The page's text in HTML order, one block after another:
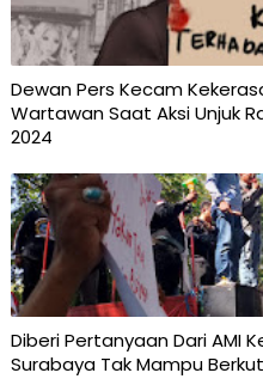
Dewan Pers Kecam
Wartawan Saat Aksi Unjuk
2024
Diberi Pertanyaan Dari AMI
Surabaya Tak Mampu